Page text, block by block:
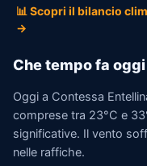
📊 Scopri il bilancio
→
Che tempo fa
Oggi a Contessa
comprese tra 23°C e
significative. Il vento
nelle raffiche.